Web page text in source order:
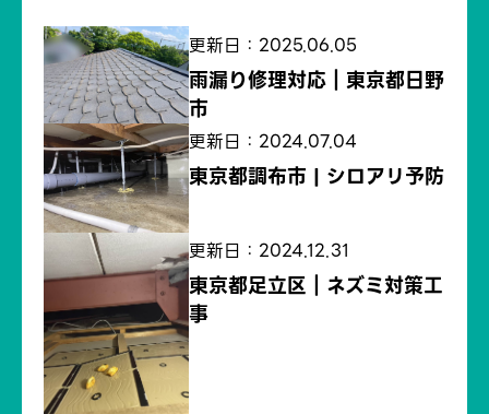
更新日：2025.06.05
雨漏り修理対応｜東京都日野
市
更新日：2024.07.04
東京都調布市 | シロアリ予防
更新日：2024.12.31
東京都足立区｜ネズミ対策工
事